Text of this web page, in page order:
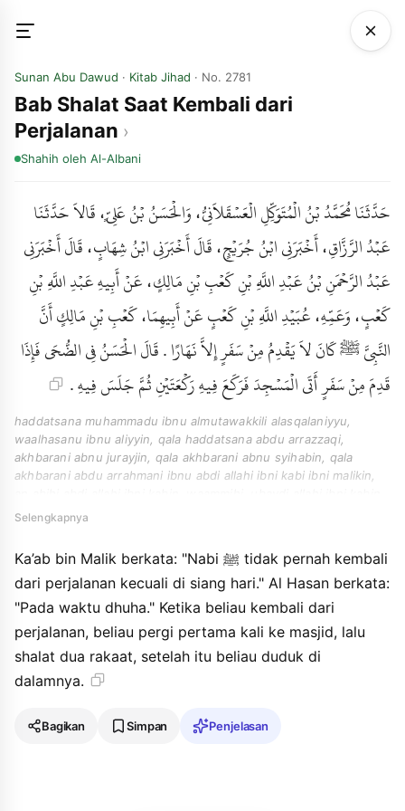
Sunan Abu Dawud · Kitab Jihad · No. 2781
Bab Shalat Saat Kembali dari
Perjalanan
Shahih oleh Al-Albani
حَدَّثَنَا مُحَمَّدُ بْنُ الْمُتَوَكِّلِ الْعَسْقَلاَنِيُّ، وَالْحَسَنُ بْنُ عَلِيٍّ، قَالاَ حَدَّثَنَا
عَبْدُ الرَّزَّاقِ، أَخْبَرَنِي ابْنُ جُرَيْجٍ، قَالَ أَخْبَرَنِي ابْنُ شِهَابٍ، قَالَ أَخْبَرَنِي
عَبْدُ الرَّحْمَنِ بْنُ عَبْدِ اللَّهِ بْنِ كَعْبِ بْنِ مَالِكٍ، عَنْ أَبِيهِ عَبْدِ اللَّهِ بْنِ
كَعْبٍ، وَعَمِّهِ، عُبَيْدِ اللَّهِ بْنِ كَعْبٍ عَنْ أَبِيهِمَا، كَعْبِ بْنِ مَالِكٍ أَنَّ
النَّبِيَّ ﷺ كَانَ لاَ يَقْدِمُ مِنْ سَفَرٍ إِلاَّ نَهَارًا . قَالَ الْحَسَنُ فِي الضُّحَى فَإِذَا
قَدِمَ مِنْ سَفَرٍ أَتَى الْمَسْجِدَ فَرَكَعَ فِيهِ رَكْعَتَيْنِ ثُمَّ جَلَسَ فِيهِ .
haddatsana muhammadu ibnu almutawakkili alasqalaniyyu,
waalhasanu ibnu aliyyin, qala haddatsana abdu arrazzaqi,
akhbarani abnu jurayjin, qala akhbarani abnu syihabin, qala
akhbarani abdu arrahmani ibnu abdi allahi ibni kabi ibni malikin,
an abihima, kabi ibni malikin anna annabiyya kana la yaqdimu min
Selengkapnya
Ka’ab bin Malik berkata: "Nabi ﷺ tidak pernah kembali
dari perjalanan kecuali di siang hari." Al Hasan berkata:
"Pada waktu dhuha." Ketika beliau kembali dari
perjalanan, beliau pergi pertama kali ke masjid, lalu
shalat dua rakaat, setelah itu beliau duduk di
dalamnya.
Bagikan Simpan Penjelasan